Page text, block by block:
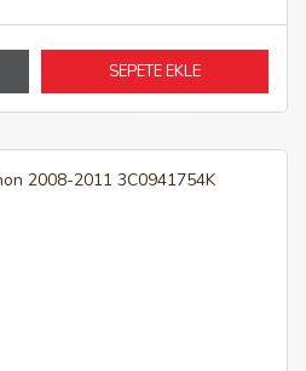
SEPETE EKLE